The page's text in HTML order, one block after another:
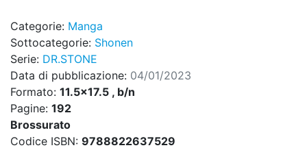
Categorie: Manga
Sottocategorie: Shonen
Serie: DR.STONE
Data di pubblicazione: 04/01/2023
Formato: 11.5x17.5 , b/n
Pagine: 192
Brossurato
Codice ISBN: 9788822637529